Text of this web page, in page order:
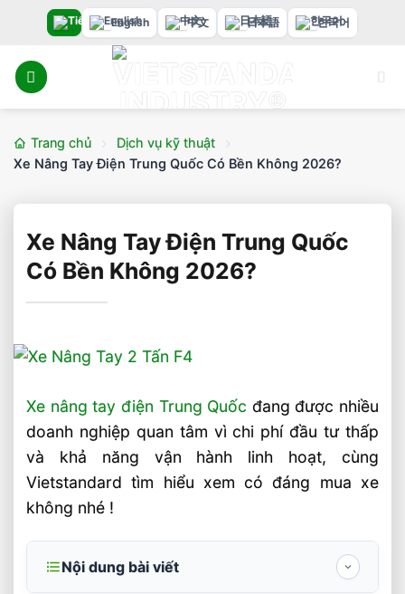
nội
dung
English 中文 日本語 한국어
Trang chủ
Dịch vụ kỹ thuật
Xe Nâng Tay Điện Trung Quốc Có Bền Không 2026?
Xe Nâng Tay Điện Trung Quốc
Có Bền Không 2026?
Xe nâng tay điện Trung Quốc đang được nhiều
doanh nghiệp quan tâm vì chi phí đầu tư thấp
và khả năng vận hành linh hoạt, cùng
Vietstandard tìm hiểu xem có đáng mua xe
không nhé !
Nội dung bài viết